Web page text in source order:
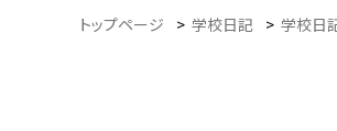
トップページ > 学校日記 > 学校日